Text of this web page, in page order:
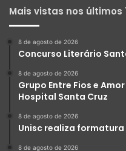
Mais vistas nos últimos
8 de agosto de 2026
Concurso Literário
8 de agosto de 2026
Grupo Entre Fios e
Hospital Santa Cruz
8 de agosto de 2026
Unisc realiza
8 de agosto de 2026